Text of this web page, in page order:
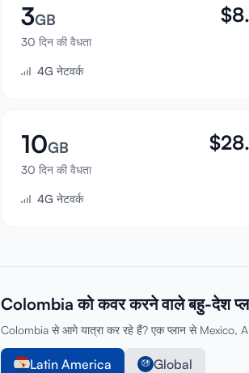
3GB
30 दिन की वैधता
$
4G नेटवर्क
10GB
30 दिन की वैधता
$
4G नेटवर्क
Colombia को कवर करने वाले बहु-देश
Colombia से आगे यात्रा कर रहे हैं? एक प्लान से
Latin America Global